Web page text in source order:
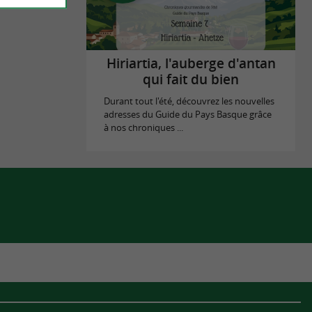
Hiriartia, l'auberge d'antan
qui fait du bien
Durant tout l'été, découvrez les nouvelles
adresses du Guide du Pays Basque grâce
à nos chroniques ...